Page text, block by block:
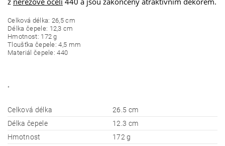
Celková délka: 26,5 cm
Délka čepele: 12,3 cm
Hmotnost: 172 g
Tloušťka čepele: 4,5 mm
Materiál čepele: 440
"
Celková délka
26.5 cm
Délka čepele
12.3 cm
Hmotnost
172 g